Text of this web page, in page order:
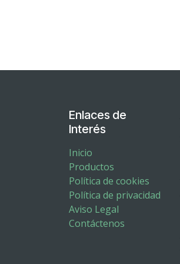
Enlaces de
Interés
Inicio
Productos
Política de cookies
Política de privacidad
Aviso Legal
Contáctenos